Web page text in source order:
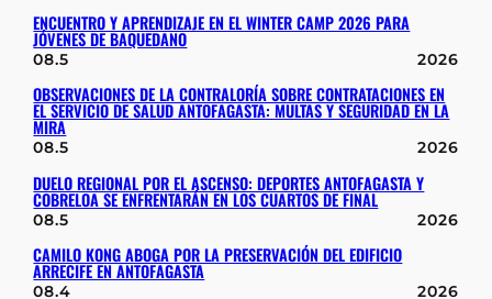
ENCUENTRO Y APRENDIZAJE EN EL WINTER CAMP 2026 PARA
JÓVENES DE BAQUEDANO
08.5 2026
OBSERVACIONES DE LA CONTRALORÍA SOBRE CONTRATACIONES EN
EL SERVICIO DE SALUD ANTOFAGASTA: MULTAS Y SEGURIDAD EN LA
MIRA
08.5 2026
DUELO REGIONAL POR EL ASCENSO: DEPORTES ANTOFAGASTA Y
COBRELOA SE ENFRENTARÁN EN LOS CUARTOS DE FINAL
08.5 2026
CAMILO KONG ABOGA POR LA PRESERVACIÓN DEL EDIFICIO
ARRECIFE EN ANTOFAGASTA
08.4 2026